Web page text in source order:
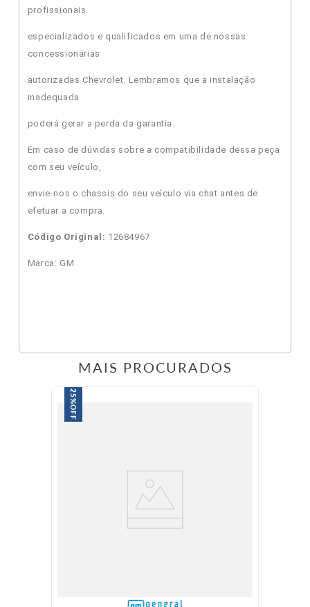
profissionais
especializados e qualificados em uma de nossas
concessionárias
autorizadas Chevrolet. Lembramos que a instalação
inadequada
poderá gerar a perda da garantia.
Em caso de dúvidas sobre a compatibilidade dessa peça
com seu veículo,
envie-nos o chassis do seu veículo via chat antes de
efetuar a compra.
Código Original: 12684967
Marca: GM
MAIS PROCURADOS
25%
OFF